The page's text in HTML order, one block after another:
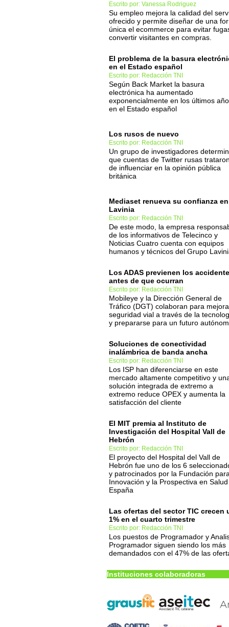
Escrito por: Vanessa Rodriguez
Su empleo mejora la calidad del
ofrecido y permite diseñar de una
única el ecommerce para evitar
convertir visitantes en compras.
El problema de la basura
en el Estado español
Escrito por: Redacción TNI
Según Back Market la basura
electrónica ha aumentado
exponencialmente en los últimos
en el Estado español
Los rusos de nuevo
Escrito por: Redacción TNI
Un grupo de investigadores
que cuentas de Twitter rusas
de influenciar en la opinión pública
británica
Mediaset renueva su confianza en
Lavinia
Escrito por: Redacción TNI
De este modo, la empresa
de los informativos de Telecinco y
Noticias Cuatro cuenta con equipos
humanos y técnicos del Grupo
Los ADAS previenen los
antes de que ocurran
Escrito por: Redacción TNI
Mobileye y la Dirección General de
Tráfico (DGT) colaboran para
seguridad vial a través de la
y prepararse para un futuro
Soluciones de conectividad
inalámbrica de banda ancha
Escrito por: Redacción TNI
Los ISP han diferenciarse en este
mercado altamente competitivo y
solución integrada de extremo a
extremo reduce OPEX y aumenta la
satisfacción del cliente
El MIT premia al Instituto de
Investigación del Hospital Vall de
Hebrón
Escrito por: Redacción TNI
El proyecto del Hospital del Vall de
Hebrón fue uno de los 6
y patrocinados por la Fundación
Innovación y la Prospectiva en
España
Las ofertas del sector TIC crecen
1% en el cuarto trimestre
Escrito por: Redacción TNI
Los puestos de Programador y
Programador siguen siendo los más
demandados con el 47% de las
Instituciones colaboradoras